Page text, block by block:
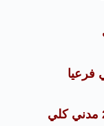
فرعيا